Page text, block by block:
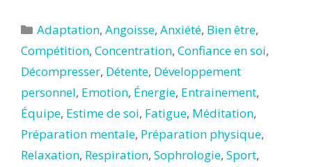
Catégories
Adaptation,Angoisse,Anxiété, Bien être,
Compétition, Concentration, Confiance en soi,
Décompresser, Détente, Développement
personnel, Emotion, Énergie, Entrainement,
Équipe, Estime de soi, Fatigue, Méditation,
Préparation mentale, Préparation physique,
Relaxation, Respiration, Sophrologie, Sport,